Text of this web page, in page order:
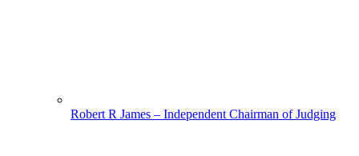
Robert R James – Independent Chairman of Judging